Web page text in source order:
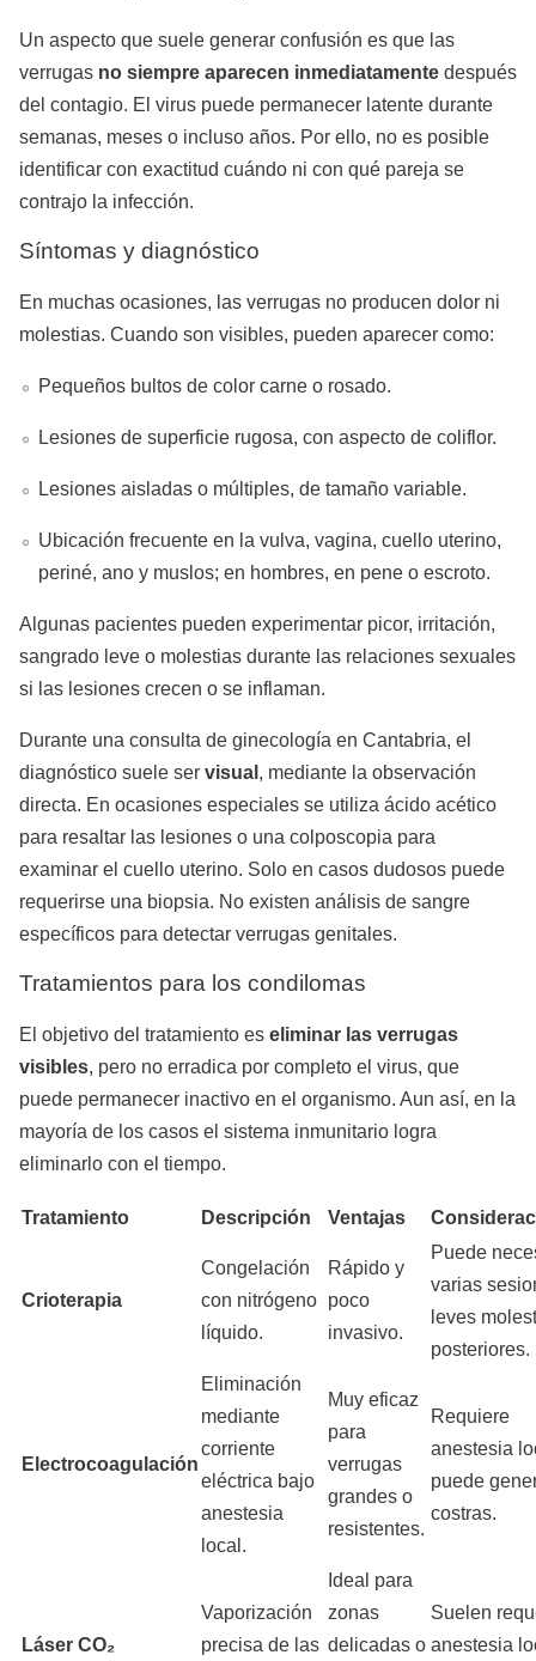
Un aspecto que suele generar confusión es que las
verrugas no siempre aparecen inmediatamente después
del contagio. El virus puede permanecer latente durante
semanas, meses o incluso años. Por ello, no es posible
identificar con exactitud cuándo ni con qué pareja se
contrajo la infección.
Síntomas y diagnóstico
En muchas ocasiones, las verrugas no producen dolor ni
molestias. Cuando son visibles, pueden aparecer como:
Pequeños bultos de color carne o rosado.
Lesiones de superficie rugosa, con aspecto de coliflor.
Lesiones aisladas o múltiples, de tamaño variable.
Ubicación frecuente en la vulva, vagina, cuello uterino,
periné, ano y muslos; en hombres, en pene o escroto.
Algunas pacientes pueden experimentar picor, irritación,
sangrado leve o molestias durante las relaciones sexuales
si las lesiones crecen o se inflaman.
Durante una consulta de ginecología en Cantabria, el
diagnóstico suele ser visual , mediante la observación
directa. En ocasiones especiales se utiliza ácido acético
para resaltar las lesiones o una colposcopia para
examinar el cuello uterino. Solo en casos dudosos puede
requerirse una biopsia. No existen análisis de sangre
específicos para detectar verrugas genitales.
Tratamientos para los condilomas
El objetivo del tratamiento es eliminar las verrugas
visibles, pero no erradica por completo el virus, que
puede permanecer inactivo en el organismo. Aun así, en la
mayoría de los casos el sistema inmunitario logra
eliminarlo con el tiempo.
Tratamiento Descripción Ventajas
Crioterapia
Congelación
con nitrógeno
líquido.
Rápido y
poco
invasivo.
Puede
varias
leves
posteriores.
Electrocoagulación
Eliminación
mediante
corriente
eléctrica bajo
anestesia
local.
Muy eficaz
para
verrugas
grandes o
resistentes.
Requiere
anestesia
puede
costras.
Láser CO₂
Vaporización
precisa de las
Ideal para
zonas
delicadas o
Suelen
anestesia